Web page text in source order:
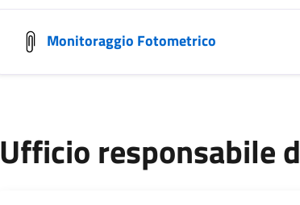
Monitoraggio Fotometrico
Ufficio responsabile